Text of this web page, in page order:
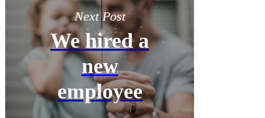
Next Post
We hired a
new
employee